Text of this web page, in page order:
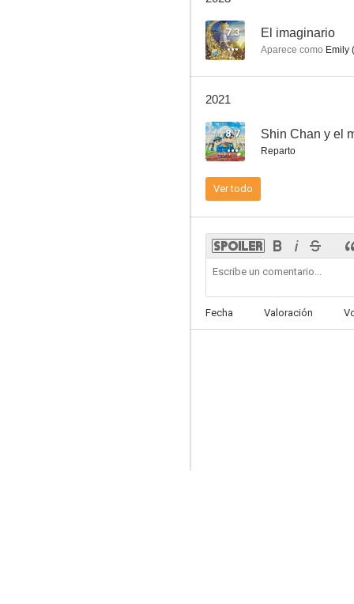
--
--
7.3 El imaginario
Aparece como Emily
2021
8.7
Reparto
Ver todo
Fecha Valoración